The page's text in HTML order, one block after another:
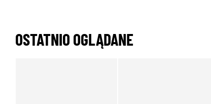
OSTATNIO OGLĄDANE